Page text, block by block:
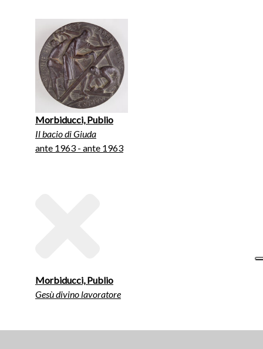
Morbiducci, Publio
Il bacio di Giuda
ante 1963 - ante 1963
Morbiducci, Publio
Gesù divino lavoratore